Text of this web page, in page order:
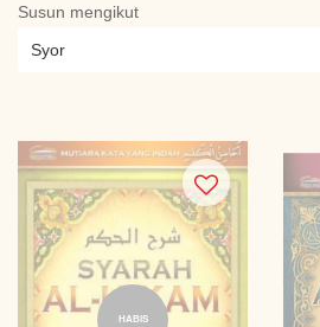
Susun mengikut
HABIS